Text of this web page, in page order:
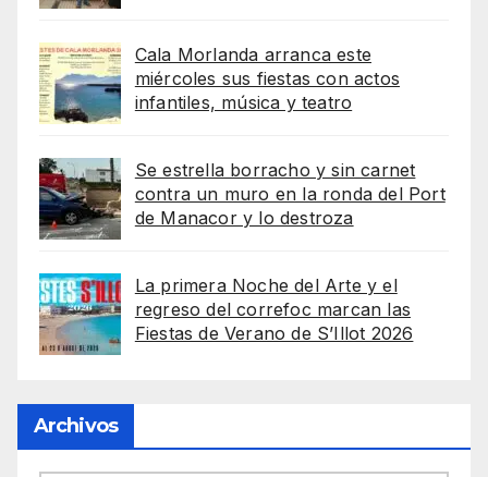
Cala Morlanda arranca este
miércoles sus fiestas con actos
infantiles, música y teatro
Se estrella borracho y sin carnet
contra un muro en la ronda del Port
de Manacor y lo destroza
La primera Noche del Arte y el
regreso del correfoc marcan las
Fiestas de Verano de S’Illot 2026
Archivos